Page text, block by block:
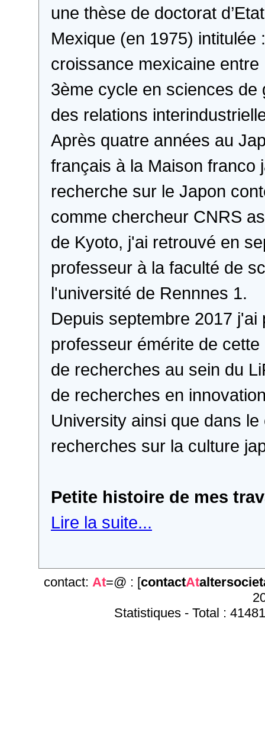
une thèse de doctorat
Mexique (en 1975) intitulée
croissance mexicaine
3ème cycle en sciences de
des relations
Après quatre années au
français à la Maison franco
recherche sur le Japon
comme chercheur CNRS
de Kyoto, j'ai retrouvé en
professeur à la faculté de
l'université de Rennnes 1.
Depuis septembre 2017
professeur émérite de
de recherches au sein du
de recherches en
University ainsi que dans
recherches sur la culture
Petite histoire de mes
Lire la suite...
contact: At=@ : [contactAt
Statistiques - Total :